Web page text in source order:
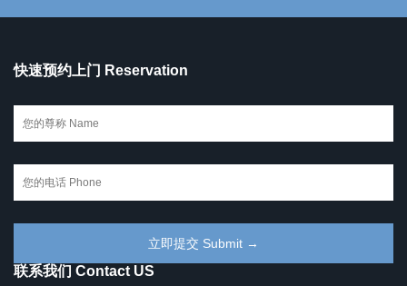
快速预约上门 Reservation
联系我们 Contact US